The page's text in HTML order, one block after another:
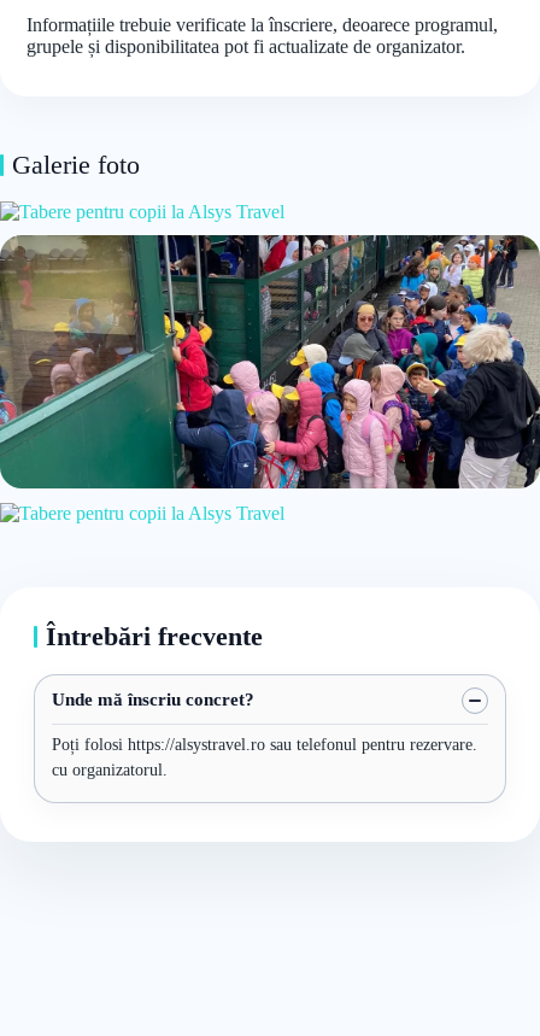
Informațiile trebuie verificate la înscriere, deoarece programul,
grupele și disponibilitatea pot fi actualizate de organizator.
Galerie foto
Întrebări frecvente
Unde mă înscriu concret?
Poți folosi https://alsystravel.ro sau telefonul pentru rezervare.
cu organizatorul.